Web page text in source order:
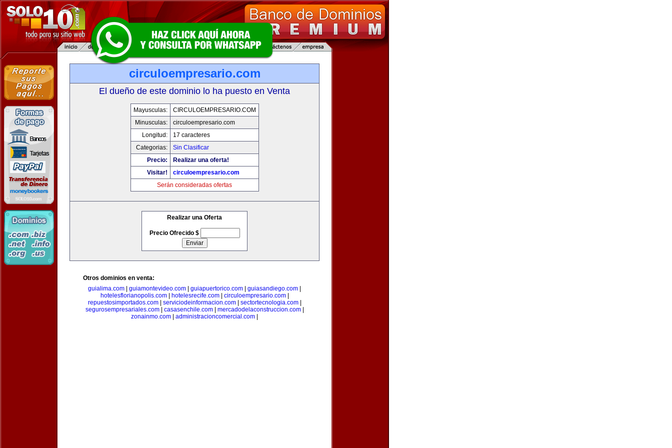
circuloempresario.com
El dueño de este dominio lo ha puesto en Venta
Mayusculas:
CIRCULOEMPRESARIO.COM
Minusculas:
circuloempresario.com
Longitud:
17 caracteres
Categorias:
Sin Clasificar
Precio:
Realizar una oferta!
Visitar!
circuloempresario.com
Serán consideradas ofertas
Realizar una Oferta
Precio Ofrecido $
Otros dominios en venta:
guialima.com
guiamontevideo.com guiapuertorico.com guiasandiego.com
hotelesflorianopolis.com| hotelesrecife.com| circuloempresario.com|
repuestosimportados.com| serviciodeinformacion.com| sectortecnologia.com|
segurosempresariales.com| casasenchile.com| mercadodelaconstruccion.com|
zonainmo.com
administracioncomercial.com